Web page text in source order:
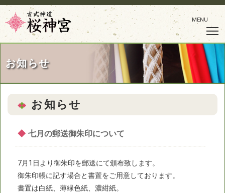
MENU
お知らせ
お知らせ
◆ 七月の郵送御朱印について
7月1日より御朱印を郵送にて頒布致します。
御朱印帳に記す場合と書置をご用意しております。
書置は白紙、薄緑色紙、濃紺紙。